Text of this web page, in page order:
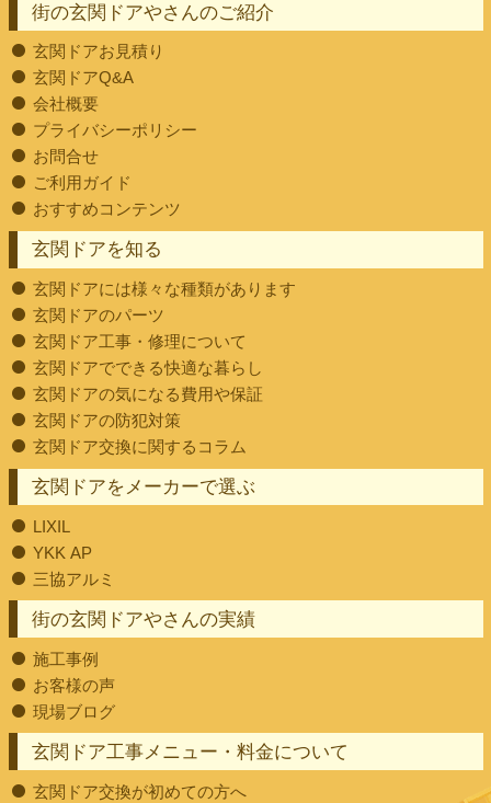
街の玄関ドアやさんのご紹介
玄関ドアお見積り
玄関ドアQ&A
会社概要
プライバシーポリシー
お問合せ
ご利用ガイド
おすすめコンテンツ
街の玄関ドアやさんの実績
施工事例
お客様の声
現場ブログ
玄関ドアを知る
玄関ドアには様々な種類があります
玄関ドアのパーツ
玄関ドア工事・修理について
玄関ドアでできる快適な暮らし
玄関ドアの気になる費用や保証
玄関ドアの防犯対策
玄関ドア交換に関するコラム
玄関ドア工事メニュー・料金について
玄関ドア交換が初めての方へ
玄関ドアをメーカーで選ぶ
LIXIL
YKK AP
三協アルミ